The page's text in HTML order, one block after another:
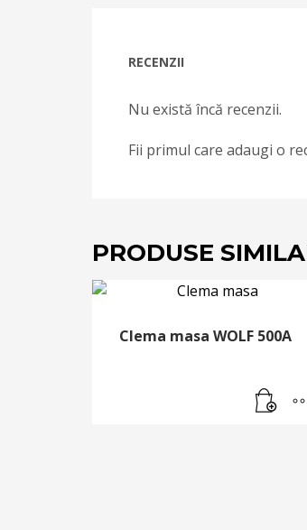
RECENZII
Nu există încă recenzii.
Fii primul care adaugi o
PRODUSE
Clema masa WOLF 500A